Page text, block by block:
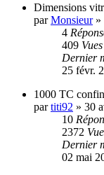
Dimensions
parMonsieur»
4
409 Vues
Dernier
25 févr.
1000 TC
partiti92 » 30
10
2372
Dernier
02 mai